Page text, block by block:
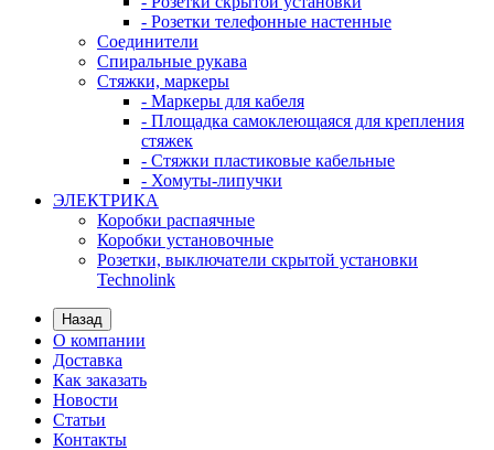
- Розетки телефонные настенные
Соединители
Спиральные рукава
Стяжки, маркеры
- Маркеры для кабеля
- Площадка самоклеющаяся для крепления
стяжек
- Стяжки пластиковые кабельные
- Хомуты-липучки
ЭЛЕКТРИКА
Коробки распаячные
Коробки установочные
Розетки, выключатели скрытой установки
Technolink
Назад
О компании
Доставка
Как заказать
Новости
Статьи
Контакты